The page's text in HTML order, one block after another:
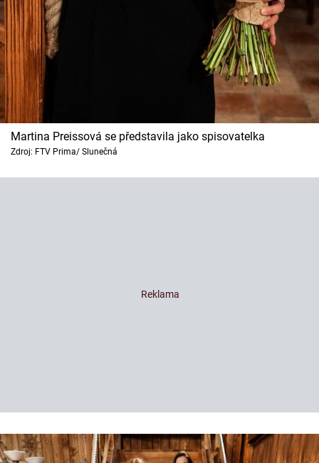
Martina Preissová se představila jako spisovatelka
Zdroj: FTV Prima/ Slunečná